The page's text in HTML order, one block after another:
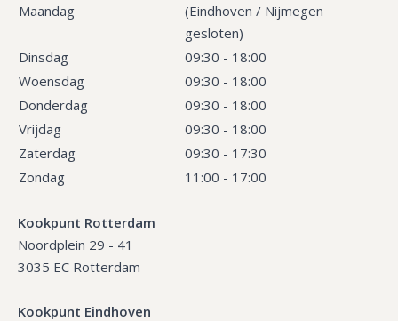
Maandag
(Eindhoven / Nijmegen
gesloten)
Dinsdag
09:30 - 18:00
Woensdag
09:30 - 18:00
Donderdag
09:30 - 18:00
Vrijdag
09:30 - 18:00
Zaterdag
09:30 - 17:30
Zondag
11:00 - 17:00
Kookpunt Rotterdam
Noordplein 29 - 41
3035 EC Rotterdam
Kookpunt Eindhoven